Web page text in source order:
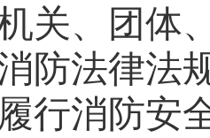
关、团体
防法律法
行消防安